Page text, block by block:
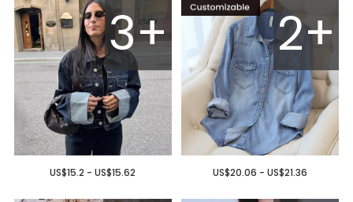
2+
US$20.06 - US$21.36
3+
US$15.2 - US$15.62